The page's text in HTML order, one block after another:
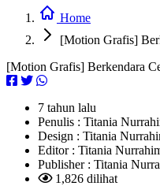
Home
[Motion Grafis]
[Motion Grafis] Berkendara
7 tahun lalu
Penulis : Titania
Design : Titania
Editor : Titania
Publisher : Titania
1,826 dilihat